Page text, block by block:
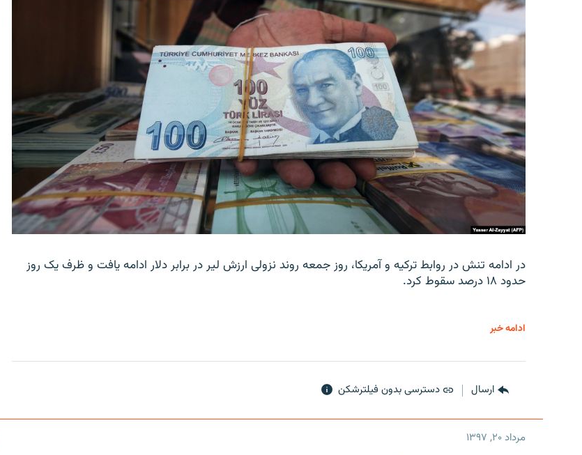
در ادامه تنش در روابط ترکیه و آمریکا، روز جمعه روند نزولی ارزش لیر در برابر دلار ادامه یافت و ظرف یک روز
حدود ۱۸ درصد سقوط کرد.
ادامه خبر
ارسال دسترسی بدون فیلترشکن
مرداد ۲۰, ۱۳۹۷